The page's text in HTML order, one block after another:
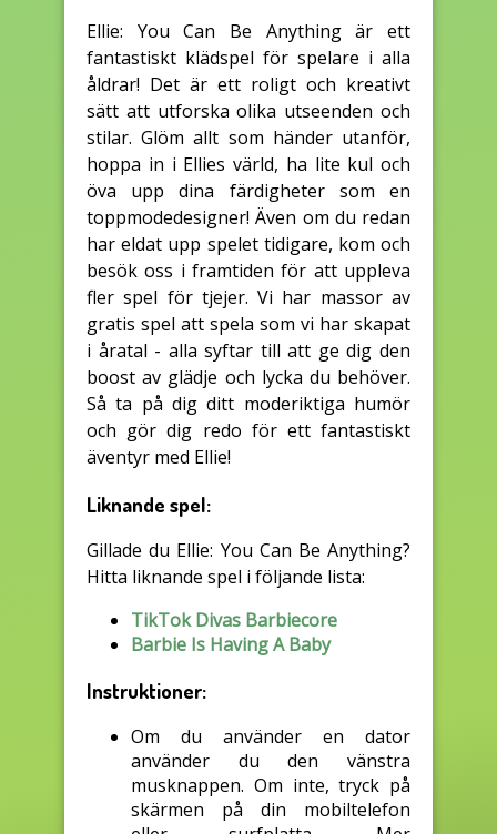
Ellie: You Can Be Anything är ett
fantastiskt klädspel för spelare i alla
åldrar! Det är ett roligt och kreativt
sätt att utforska olika utseenden och
stilar. Glöm allt som händer utanför,
hoppa in i Ellies värld, ha lite kul och
öva upp dina färdigheter som en
toppmodedesigner! Även om du redan
har eldat upp spelet tidigare, kom och
besök oss i framtiden för att uppleva
fler spel för tjejer. Vi har massor av
gratis spel att spela som vi har skapat
i åratal - alla syftar till att ge dig den
boost av glädje och lycka du behöver.
Så ta på dig ditt moderiktiga humör
och gör dig redo för ett fantastiskt
äventyr med Ellie!
Liknande spel:
Gillade du Ellie: You Can Be Anything?
Hitta liknande spel i följande lista:
TikTok Divas Barbiecore
Barbie Is Having A Baby
Instruktioner:
Om du använder en dator
använder du den vänstra
musknappen. Om inte, tryck på
skärmen på din mobiltelefon